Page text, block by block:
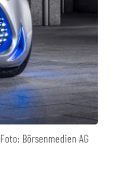
Foto: Börsenmedien AG